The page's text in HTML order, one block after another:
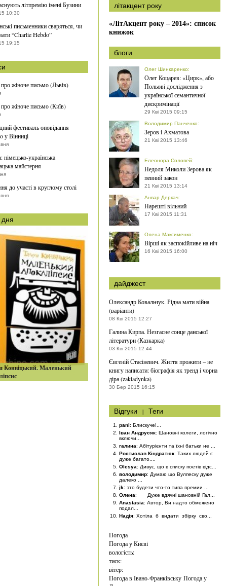
літпремію імені Бузини
10:30
письменники сваряться, чи
“Charlie Hebdo”
19:15
про жіноче письмо (Львів)
про жіноче письмо (Київ)
фестиваль оповідання
у Вінниці
німецько-українська
майстерня
до участі в круглому столі
дня
Конвіцький. Маленький
літакцент року
«ЛітАкцент року – 2014»: список
книжок
блоги
Олег Шинкаренко:
Олег Коцарев: «Цирк», або
Польові дослідження з
української семантичної
дискримінації
29 Кві 2015 09:15
Володимир Панченко:
Зеров і Ахматова
21 Кві 2015 13:46
Елеонора Соловей:
Недоля Миколи Зерова як
певний закон
21 Кві 2015 13:14
Анвар Деркач:
Нарешті вільний
17 Кві 2015 11:31
Олена Максименко:
Вірші як заспокійливе на ніч
16 Кві 2015 16:00
дайджест
Олександр Ковальчук. Рідна мати війна
(варіанти)
08 Кві 2015 12:27
Галина Кирпа. Незгасне сонце данської
літератури (Казкарка)
03 Кві 2015 12:44
Євгеній Стасіневич. Життя прожити – не
книгу написати: біографія як тренд і чорна
діра (zakladynka)
30 Бер 2015 16:15
Відгуки | Теги
pani: Блискуче!...
Іван Андрусяк: Шановні колеги, логічно
включи...
галина: Абітурієнти та їхні батьки не ...
Ростислав Кіндратюк: Таких людей є
дуже багато....
Olesya: Дивує, що в списку поетів відс...
володимир: Думаю що Вулпеску дуже
далеко ...
jk: это будети что-то типа премии ...
Олена: Дуже вдячні шановній Гал...
Anastasia: Автор, Ви надто обмежено
подал...
Надія: Хотіла б видати збірку сво...
Погода
Погода уКиєві
вологість:
тиск:
вітер:
Погода в Івано-Франківську Погода у